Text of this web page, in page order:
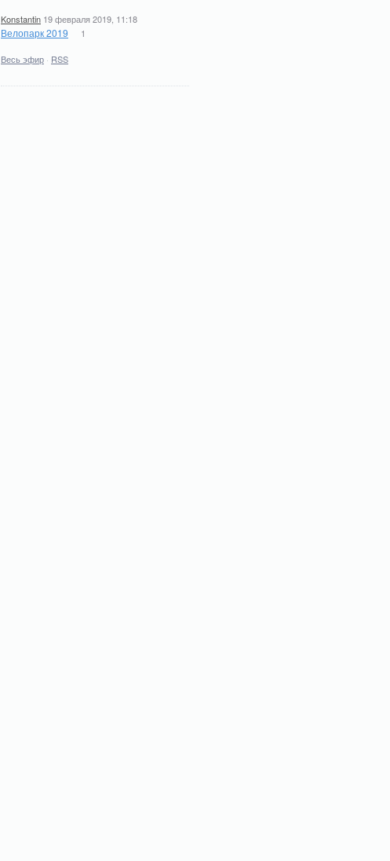
Konstantin 19 февраля 2019, 11:18
Велопарк 2019 1
Весь эфир · RSS